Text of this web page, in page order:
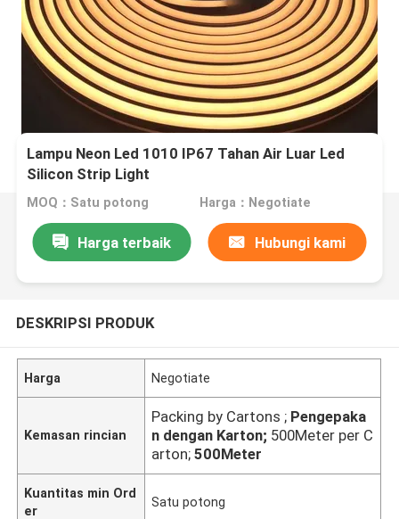
Lampu Neon Led 1010 IP67 Tahan Air Luar Led
Silicon Strip Light
MOQ：Satu potong Harga：Negotiate
Harga terbaik Hubungi kami
DESKRIPSI PRODUK
Harga Negotiate
Kemasan rincian
Packing by Cartons ; Pengepaka
n dengan Karton; 500Meter per C
arton; 500Meter
Kuantitas min Ord
er
Satu potong